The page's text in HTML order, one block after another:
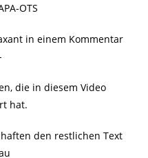
OTS
in einem Kommentar
die in diesem Video
hat.
den restlichen Text